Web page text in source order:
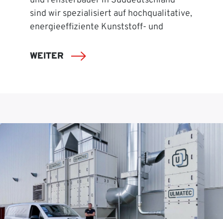
sind wir spezialisiert auf hochqualitative,
energieeffiziente Kunststoff- und
WEITER